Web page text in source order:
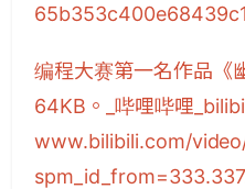
编程大赛第一名作品《
64KB。_哔哩哔哩
www.bilibili.com/